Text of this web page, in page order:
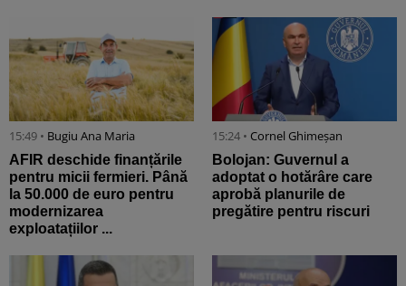
15:49 • Bugiu ⁠Ana Maria
AFIR deschide finanțările
pentru micii fermieri. Până
la 50.000 de euro pentru
modernizarea
exploatațiilor ...
15:24 • Cornel Ghimeșan
Bolojan: Guvernul a
adoptat o hotărâre care
aprobă planurile de
pregătire pentru riscuri